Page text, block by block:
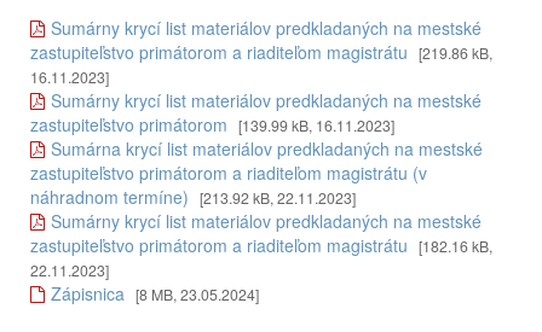
Sumárny krycí list materiálov predkladaných na mestské
zastupiteľstvo primátorom a riaditeľom magistrátu [219.86 kB,
16.11.2023]
Sumárny krycí list materiálov predkladaných na mestské
zastupiteľstvo primátorom [139.99 kB, 16.11.2023]
Sumárna krycí list materiálov predkladaných na mestské
zastupiteľstvo primátorom a riaditeľom magistrátu (v
náhradnom termíne) [213.92 kB, 22.11.2023]
Sumárny krycí list materiálov predkladaných na mestské
zastupiteľstvo primátorom a riaditeľom magistrátu [182.16 kB,
22.11.2023]
Zápisnica [8 MB, 23.05.2024]